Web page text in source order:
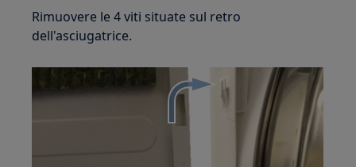
Rimuovere le 4 viti situate sul retro
dell'asciugatrice.